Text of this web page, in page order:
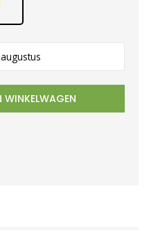
WINKELWAGEN